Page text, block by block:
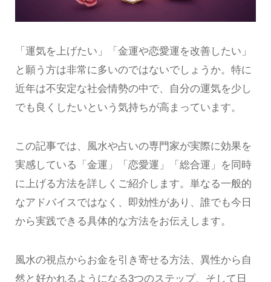
「運気を上げたい」「金運や恋愛運を改善したい」
と願う方は非常に多いのではないでしょうか。特に
近年は不安定な社会情勢の中で、自分の運気を少し
でも良くしたいという気持ちが高まっています。
この記事では、風水や占いの専門家が実際に効果を
実感している「金運」「恋愛運」「総合運」を同時
に上げる方法を詳しくご紹介します。単なる一般的
なアドバイスではなく、即効性があり、誰でも今日
から実践できる具体的な方法をお伝えします。
風水の視点からお金を引き寄せる方法、異性から自
然と好かれるようになる3つのステップ、そして日